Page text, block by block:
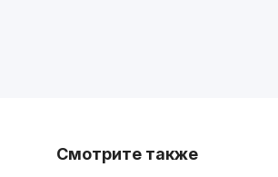
Смотрите также